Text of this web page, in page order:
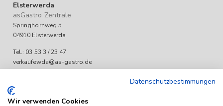
Elsterwerda
asGastro Zentrale
Springhornweg 5
04910 Elsterwerda
Tel.: 03 53 3 / 23 47
verkaufewda@as-gastro.de
Mo-Fr 09:00 bis 17:00 Uhr
Datenschutzbestimmungen
Wir verwenden Cookies